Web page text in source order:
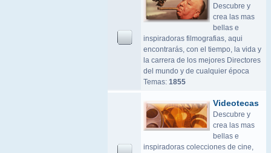
Descubre y
crea las mas
bellas e
inspiradoras filmografias, aqui
encontrarás, con el tiempo, la vida y
la carrera de los mejores Directores
del mundo y de cualquier época
Temas: 1855
Videotecas
Descubre y
crea las mas
bellas e
inspiradoras colecciones de cine,